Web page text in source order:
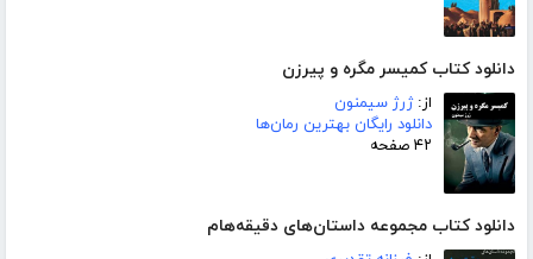
دانلود کتاب کمیسر مگره و پیرزن
از:ژرژ سیمنون
دانلود رایگان بهترین رمان‌ها
۴۲ صفحه
دانلود کتاب مجموعه داستان‌های دقیقه‌هام